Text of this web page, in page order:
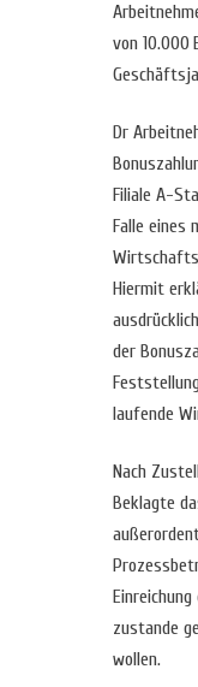
von 10.000
Dr
Filiale A-
Falle eines
Hiermit
der
laufende
Nach
Beklagte
zustande
wollen.